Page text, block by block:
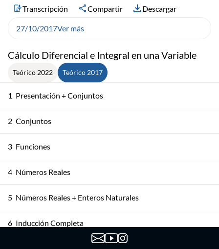
Cálculo Diferencial e Integral en una Variable
Teórico 2022 Teórico 2017
1 Presentación + Conjuntos
2 Conjuntos
3 Funciones
4 Números Reales
5 Números Reales + Enteros Naturales
6 Inducción Completa
Transcripción Compartir Descargar
27/10/2017Ver más